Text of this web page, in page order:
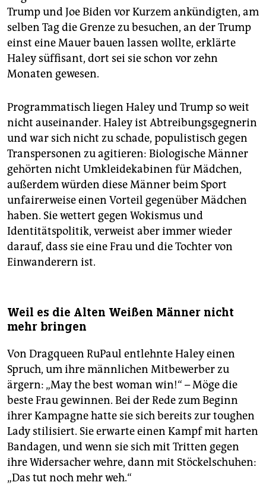
Trump und Joe Biden vor Kurzem ankündigten, am
selben Tag die Grenze zu besuchen, an der Trump
einst eine Mauer bauen lassen wollte, erklärte
Haley süffisant, dort sei sie schon vor zehn
Monaten gewesen.
Programmatisch liegen Haley und Trump so weit
nicht auseinander. Haley ist Abtreibungsgegnerin
und war sich nicht zu schade, populistisch ­gegen
Transpersonen zu agitieren: Biologische Männer
gehörten nicht Umkleidekabinen für Mädchen,
außerdem würden diese Männer beim Sport
unfairerweise einen Vorteil gegenüber Mädchen
haben. Sie wettert gegen Wokismus und
Identitätspolitik, verweist aber immer wieder
darauf, dass sie eine Frau und die Tochter von
Einwanderern ist.
Weil es die Alten Weißen Männer nicht
mehr bringen
Von Dragqueen RuPaul entlehnte Haley einen
Spruch, um ihre männlichen Mitbewerber zu
ärgern: „May the best woman win!“ – Möge die
beste Frau gewinnen. Bei der Rede zum Beginn
ihrer Kampagne hatte sie sich bereits zur toughen
Lady stilisiert. Sie erwarte einen Kampf mit harten
Bandagen, und wenn sie sich mit Tritten gegen
ihre Widersacher wehre, dann mit Stöckelschuhen:
„Das tut noch mehr weh.“